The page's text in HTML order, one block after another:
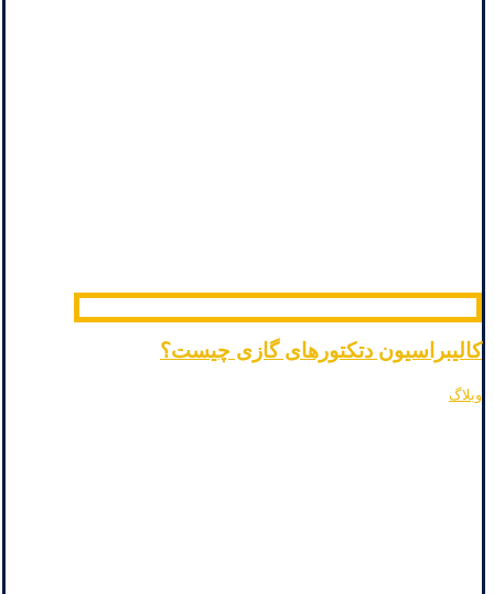
کالیبراسیون دتکتورهای گازی چیست؟
وبلاگ